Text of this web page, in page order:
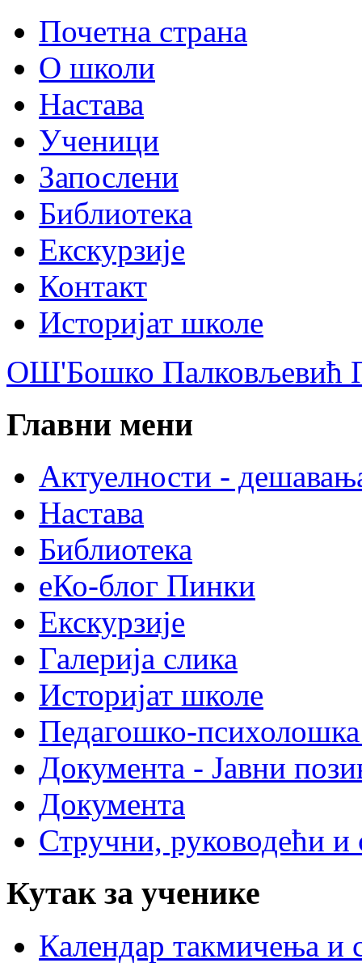
Почетна страна
О школи
Настава
Ученици
Запослени
Библиотека
Екскурзије
Контакт
Историјат школе
ОШ'Бошко Палковљевић
Главни мени
Актуелности -
Настава
Библиотека
еКо-блог Пинки
Екскурзије
Галерија слика
Историјат школе
Педагошко-психолошка
Документа - Јавни
Документа
Стручни, руководећи и
Кутак за ученике
Календар такмичења